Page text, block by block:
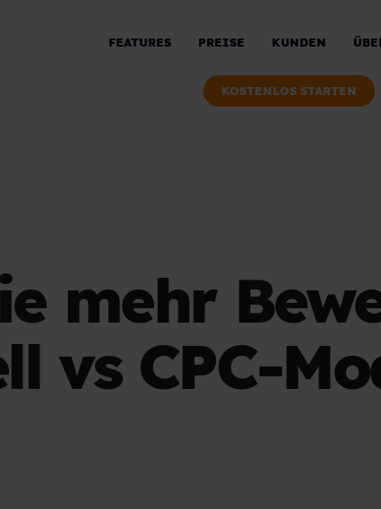
FEATURES PREISE KUNDEN
KOSTENLOS STARTEN
mehr
vs CPC-